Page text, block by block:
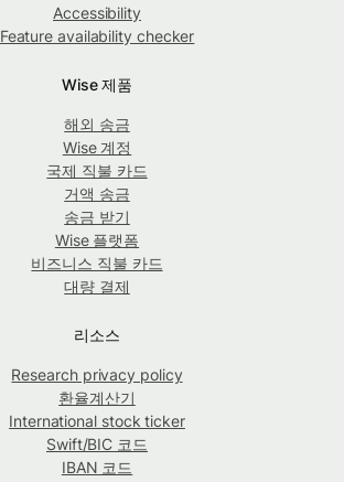
Accessibility
Feature availability checker
Wise 제품
해외 송금
Wise 계정
국제 직불 카드
거액 송금
송금 받기
Wise 플랫폼
비즈니스 직불 카드
대량 결제
리소스
Research privacy policy
환율계산기
International stock ticker
Swift/BIC 코드
IBAN 코드